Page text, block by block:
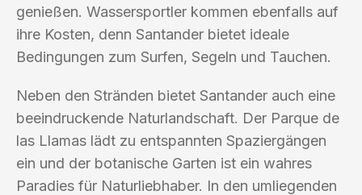
genießen. Wassersportler kommen ebenfalls auf
ihre Kosten, denn Santander bietet ideale
Bedingungen zum Surfen, Segeln und Tauchen.
Neben den Stränden bietet Santander auch eine
beeindruckende Naturlandschaft. Der Parque de
las Llamas lädt zu entspannten Spaziergängen
ein und der botanische Garten ist ein wahres
Paradies für Naturliebhaber. In den umliegenden